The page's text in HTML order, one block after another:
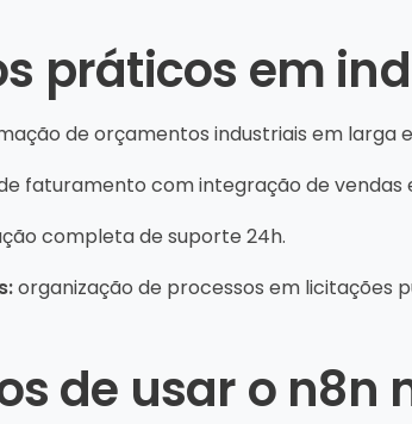
práticos em
de orçamentos industriais em larga
faturamento com integração de vendas
completa de suporte 24h.
organização de processos em licitações
de usar o n8n